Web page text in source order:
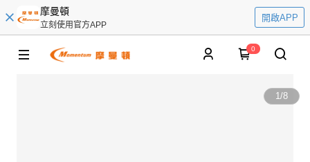
摩曼頓
立刻使用官方APP
開啟APP
0
1/8